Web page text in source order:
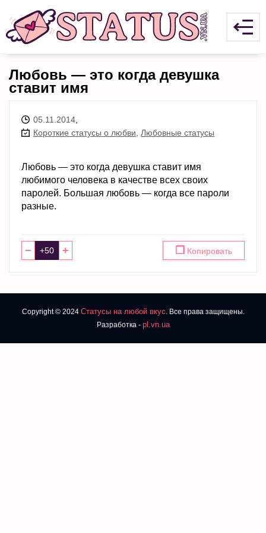
Любовь — это когда девушка
ставит имя
05.11.2014
Короткие статусы о любви
Любовные статусы
Любовь — это когда девушка ставит имя
любимого человека в качестве всех своих
паролей. Большая любовь — когда все пароли
разные.
− + ❐ Копировать
Copyright © 2024 Статусы на любой вкус. Все права защищены.
Разработка - pl.vn.ua